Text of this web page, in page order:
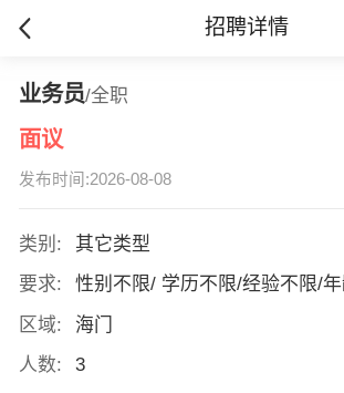
招聘详情
业务员/全职
面议
发布时间:2026-08-08
类别:
其它类型
要求:
性别不限/ 学历不限/经验不限/
区域:
海门
人数:
3